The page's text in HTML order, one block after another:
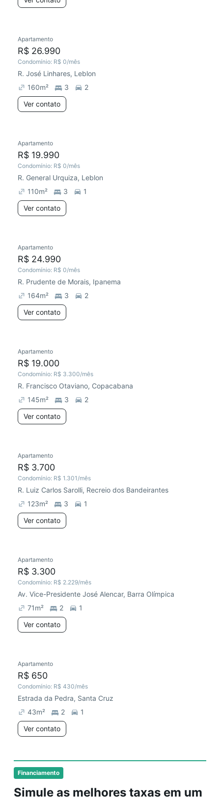
Financiamento
Simule as melhores taxas em um
Apartamento
R$ 26.990
Condomínio: R$ 0/mês
R. José Linhares, Leblon
160m² 3
2
Ver contato
Apartamento
R$ 19.990
Condomínio: R$ 0/mês
R. General Urquiza, Leblon
110m² 3
1
Ver contato
Apartamento
R$ 24.990
Condomínio: R$ 0/mês
R. Prudente de Morais, Ipanema
164m² 3
2
Ver contato
Apartamento
R$ 19.000
Condomínio: R$ 3.300/mês
R. Francisco Otaviano, Copacabana
145m² 3
2
Ver contato
Apartamento
R$ 3.700
Condomínio: R$ 1.301/mês
R. Luiz Carlos Sarolli, Recreio dos Bandeirantes
123m² 3
1
Ver contato
Apartamento
R$ 3.300
Condomínio: R$ 2.229/mês
Av. Vice-Presidente José Alencar, Barra Olímpica
71m² 2
1
Ver contato
Apartamento
R$ 650
Condomínio: R$ 430/mês
Estrada da Pedra, Santa Cruz
43m² 2
1
Ver contato